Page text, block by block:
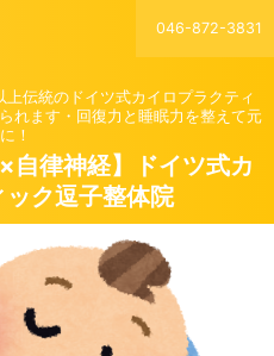
046-872-3831
伝統のドイツ式カイロプラクティ
れます・回復力と睡眠力を整えて元
！
自律神経】ドイツ式カ
ク逗子整体院